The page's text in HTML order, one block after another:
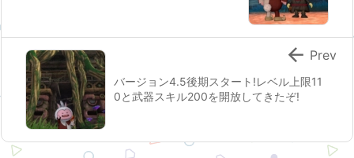
バージョン4.5後期スタート!レベル上限11
0と武器スキル200を開放してきたぞ!
 Prev